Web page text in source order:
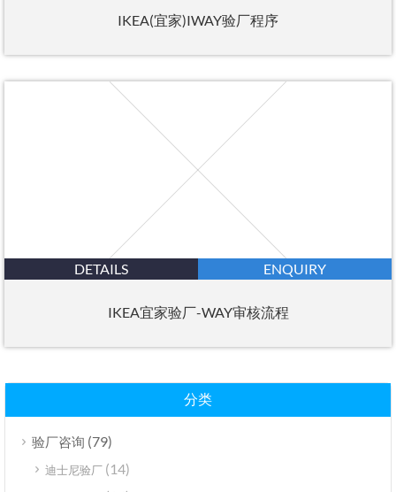
IKEA(宜家)IWAY验厂程序
DETAILS ENQUIRY
IKEA宜家验厂-WAY审核流程
分类
验厂咨询 (79)
迪士尼验厂 (14)